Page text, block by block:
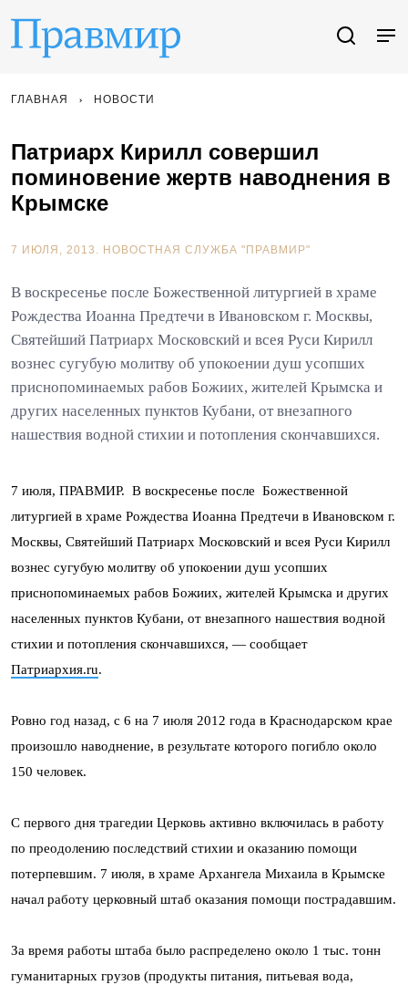
ГЛАВНАЯ НОВОСТИ
Патриарх Кирилл совершил
поминовение жертв наводнения в
Крымске
7 ИЮЛЯ, 2013. НОВОСТНАЯ СЛУЖБА "ПРАВМИР"
В воскресенье после Божественной литургией в храме
Рождества Иоанна Предтечи в Ивановском г. Москвы,
Святейший Патриарх Московский и всея Руси Кирилл
вознес сугубую молитву об упокоении душ усопших
приснопоминаемых рабов Божиих, жителей Крымска и
других населенных пунктов Кубани, от внезапного
нашествия водной стихии и потопления скончавшихся.
7 июля, ПРАВМИР. В воскресенье после Божественной
литургией в храме Рождества Иоанна Предтечи в Ивановском г.
Москвы, Святейший Патриарх Московский и всея Руси Кирилл
вознес сугубую молитву об упокоении душ усопших
приснопоминаемых рабов Божиих, жителей Крымска и других
населенных пунктов Кубани, от внезапного нашествия водной
стихии и потопления скончавшихся, — сообщает
Патриархия.ru.
Ровно год назад, с 6 на 7 июля 2012 года в Краснодарском крае
произошло наводнение, в результате которого погибло около
150 человек.
С первого дня трагедии Церковь активно включилась в работу
по преодолению последствий стихии и оказанию помощи
потерпевшим. 7 июля, в храме Архангела Михаила в Крымске
начал работу церковный штаб оказания помощи пострадавшим.
За время работы штаба было распределено около 1 тыс. тонн
гуманитарных грузов (продукты питания, питьевая вода,